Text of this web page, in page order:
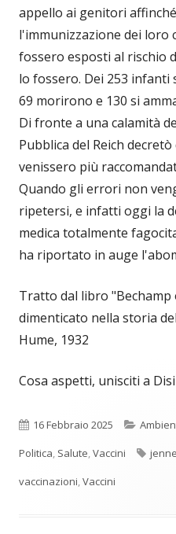
appello ai genitori
l'immunizzazione dei loro
fossero esposti al rischio
lo fossero. Dei 253
69 morirono e 130 si
Di fronte a una calamità
Pubblica del Reich
venissero più
Quando gli errori non
ripetersi, e infatti oggi la
medica totalmente
ha riportato in auge
Tratto dal libro "Bechamp
dimenticato nella storia
Hume, 1932
Cosa aspetti, unisciti a
Pubblicato
16 Febbraio 2025
Politica, Salute,Vaccini Tag
vaccinazioni,Vaccini